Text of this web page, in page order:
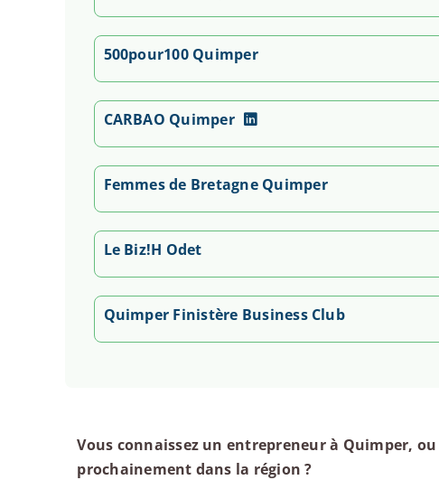
500pour100 Quimper
CARBAO Quimper
Femmes de Bretagne Quimper
Le Biz!H Odet
Quimper Finistère Business Club
Vous connaissez un entrepreneur à Quimper,
prochainement dans la région ?